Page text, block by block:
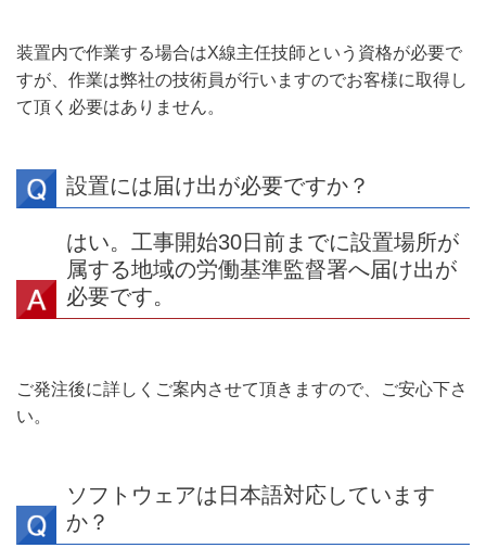
装置内で作業する場合はX線主任技師という資格が必要で
すが、作業は弊社の技術員が行いますのでお客様に取得し
て頂く必要はありません。
設置には届け出が必要ですか？
はい。工事開始30日前までに設置場所が
属する地域の労働基準監督署へ届け出が
必要です。
ご発注後に詳しくご案内させて頂きますので、ご安心下さ
い。
ソフトウェアは日本語対応しています
か？